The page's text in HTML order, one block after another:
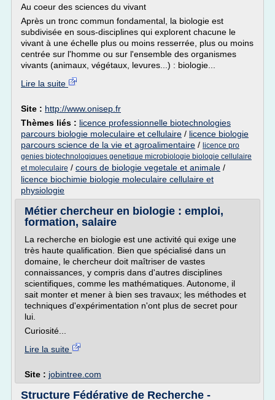
Au coeur des sciences du vivant
Après un tronc commun fondamental, la biologie est
subdivisée en sous-disciplines qui explorent chacune le
vivant à une échelle plus ou moins resserrée, plus ou moins
centrée sur l'homme ou sur l'ensemble des organismes
vivants (animaux, végétaux, levures...) : biologie...
Lire la suite
Site : http://www.onisep.fr
Thèmes liés : licence professionnelle biotechnologies
parcours biologie moleculaire et cellulaire / licence biologie
parcours science de la vie et agroalimentaire / licence pro
genies biotechnologiques genetique microbiologie biologie cellulaire
et moleculaire / cours de biologie vegetale et animale /
licence biochimie biologie moleculaire cellulaire et
physiologie
Métier chercheur en biologie : emploi,
formation, salaire
La recherche en biologie est une activité qui exige une
très haute qualification. Bien que spécialisé dans un
domaine, le chercheur doit maîtriser de vastes
connaissances, y compris dans d'autres disciplines
scientifiques, comme les mathématiques. Autonome, il
sait monter et mener à bien ses travaux; les méthodes et
techniques d'expérimentation n'ont plus de secret pour
lui.
Curiosité...
Lire la suite
Site : jobintree.com
Structure Fédérative de Recherche -